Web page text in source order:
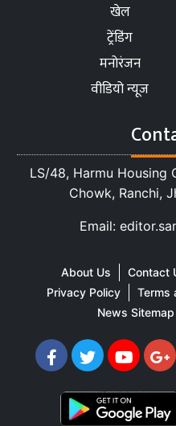
खेल
ट्रेंडिंग
मनोरंजन
वीडियो न्यूज
LS/48, Harmu Housing
Chowk, Ranchi,
Email:
About Us Contact
Privacy Policy
Terms
News Sitemap